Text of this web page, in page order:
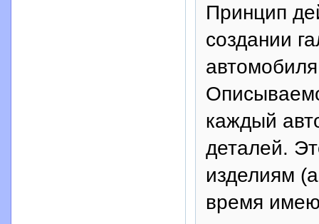
Принцип
создании
каждый
деталей.
изделиям
время